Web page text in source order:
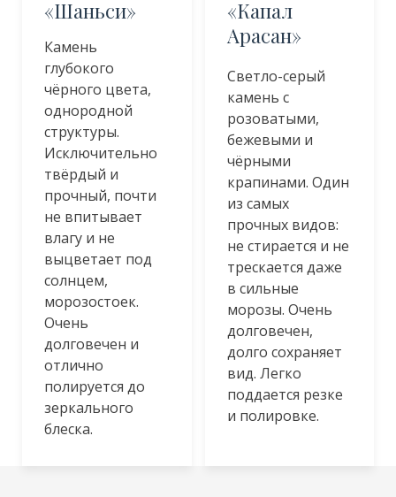
«Шаньси»
Камень
глубокого
чёрного цвета,
однородной
структуры.
Исключительно
твёрдый и
прочный, почти
не впитывает
влагу и не
выцветает под
солнцем,
морозостоек.
Очень
долговечен и
отлично
полируется до
зеркального
блеска.
«Капал
Арасан»
Светло-серый
камень с
розоватыми,
бежевыми и
чёрными
крапинами. Один
из самых
прочных видов:
не стирается и не
трескается даже
в сильные
морозы. Очень
долговечен,
долго сохраняет
вид. Легко
поддается резке
и полировке.